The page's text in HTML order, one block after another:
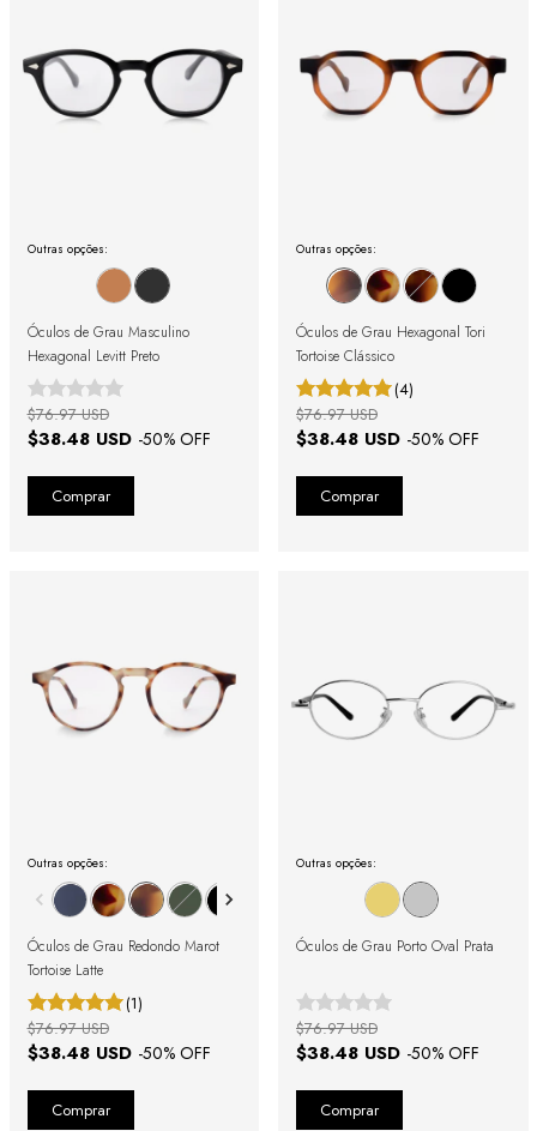
Outras opções:
Óculos de Grau Masculino
Hexagonal Levitt Preto
$38.48 USD -50% OFF
$76.97 USD
Outras opções:
Óculos de Grau Hexagonal Tori
Tortoise Clássico
(4)
$38.48 USD -50% OFF
$76.97 USD
Outras opções:
Óculos de Grau Redondo Marot
Tortoise Latte
(1)
$38.48 USD -50% OFF
$76.97 USD
Outras opções:
Óculos de Grau Porto Oval Prata
$38.48 USD -50% OFF
$76.97 USD